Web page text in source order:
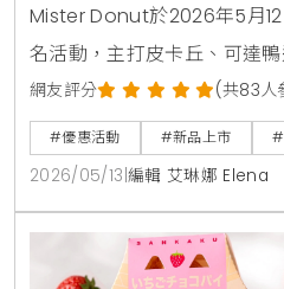
Mister Donut於2026年5月
名活動，主打皮卡丘、可達
堤。活動同步推出不鏽鋼吸管
用加購周邊，並享有買5送1
惠，打造夏日療癒系美食饗宴
網友評分 (共83人
#優惠活動 #新品上市
2026/05/13 編輯 艾琳娜 Elena